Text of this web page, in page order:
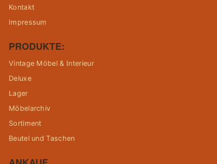
Kontakt
Impressum
PRODUKTE:
Vintage Möbel & Interieur
Deluxe
Lager
Möbelarchiv
Sortiment
Beutel und Taschen